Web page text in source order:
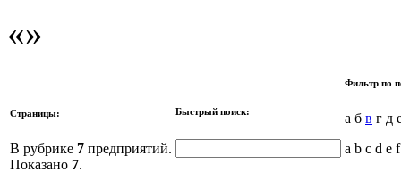
Страницы:
В рубрике 7 предприятий.
Показано 7.
Быстрый поиск:
Фильтр по
а б в г д
a b c d e